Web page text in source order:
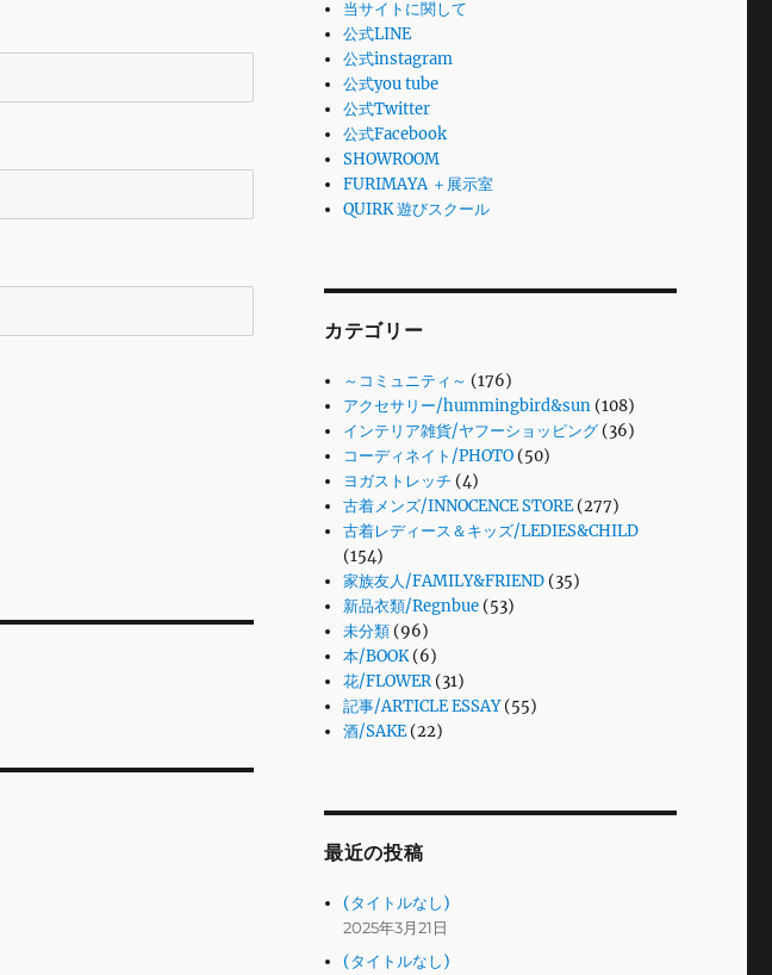
当サイトに関して
公式LINE
公式instagram
公式you tube
公式Twitter
公式Facebook
SHOWROOM
FURIMAYA ＋展示室
QUIRK 遊びスクール
カテゴリー
～コミュニティ～ (176)
アクセサリー/hummingbird&sun (108)
インテリア雑貨/ヤフーショッピング (36)
コーディネイト/PHOTO (50)
ヨガストレッチ (4)
古着メンズ/INNOCENCE STORE (277)
古着レディース＆キッズ/LEDIES&CHILD
(154)
家族友人/FAMILY&FRIEND (35)
新品衣類/Regnbue (53)
未分類 (96)
本/BOOK(6)
花/FLOWER(31)
記事/ARTICLE ESSAY(55)
酒/SAKE (22)
最近の投稿
(タイトルなし)
2025年3月21日
(タイトルなし)